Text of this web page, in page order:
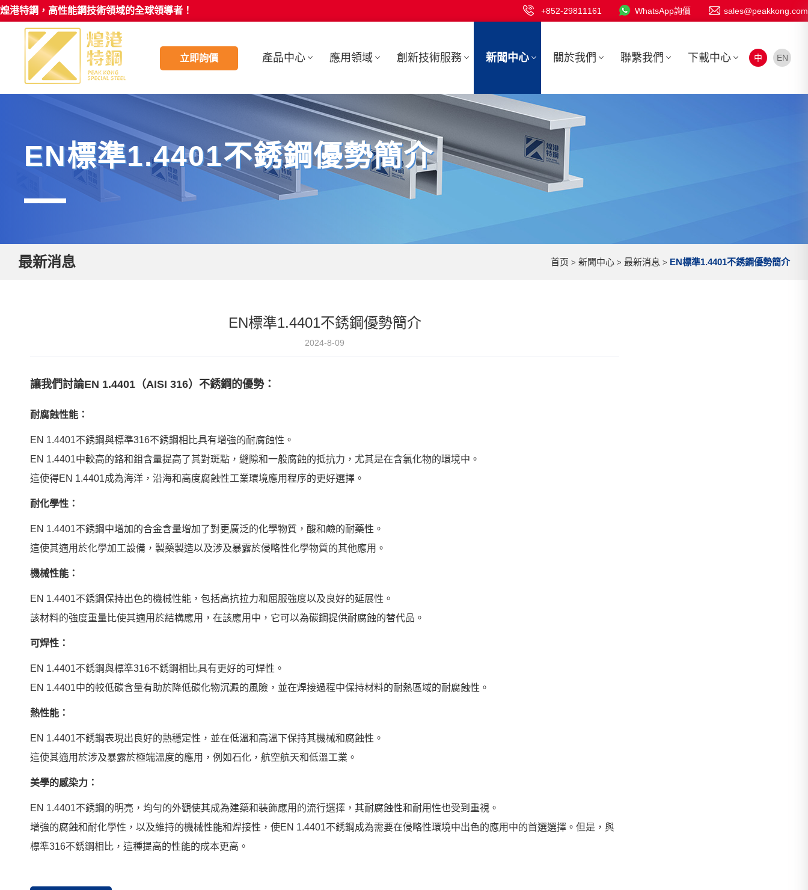
煌港特鋼，高性能鋼技術領域的全球領導者！ sales@peakkong.com
WhatsApp詢價
+852-29811161
立即詢價 產品中心 應用領域 創新技術服務 新聞中心 關於我們 聯繫我們 下載中心 中 EN
EN標準1.4401不銹鋼優勢簡介
最新消息 首页 > 新聞中心 > 最新消息 > EN標準1.4401不銹鋼優勢簡介
EN標準1.4401不銹鋼優勢簡介
2024-8-09
讓我們討論EN 1.4401（AISI 316）不銹鋼的優勢：
耐腐蝕性能：
EN 1.4401不銹鋼與標準316不銹鋼相比具有增強的耐腐蝕性。
EN 1.4401中較高的鉻和鉬含量提高了其對斑點，縫隙和一般腐蝕的抵抗力，尤其是在含氯化物的環境中。
這使得EN 1.4401成為海洋，沿海和高度腐蝕性工業環境應用程序的更好選擇。
耐化學性：
EN 1.4401不銹鋼中增加的合金含量增加了對更廣泛的化學物質，酸和鹼的耐藥性。
這使其適用於化學加工設備，製藥製造以及涉及暴露於侵略性化學物質的其他應用。
機械性能：
EN 1.4401不銹鋼保持出色的機械性能，包括高抗拉力和屈服強度以及良好的延展性。
該材料的強度重量比使其適用於結構應用，在該應用中，它可以為碳鋼提供耐腐蝕的替代品。
可焊性：
EN 1.4401不銹鋼與標準316不銹鋼相比具有更好的可焊性。
EN 1.4401中的較低碳含量有助於降低碳化物沉澱的風險，並在焊接過程中保持材料的耐熱區域的耐腐蝕性。
熱性能：
EN 1.4401不銹鋼表現出良好的熱穩定性，並在低溫和高溫下保持其機械和腐蝕性。
這使其適用於涉及暴露於極端溫度的應用，例如石化，航空航天和低溫工業。
美學的感染力：
EN 1.4401不銹鋼的明亮，均勻的外觀使其成為建築和裝飾應用的流行選擇，其耐腐蝕性和耐用性也受到重視。
增強的腐蝕和耐化學性，以及維持的機械性能和焊接性，使EN 1.4401不銹鋼成為需要在侵略性環境中出色的應用中的首選選擇。但是，與
標準316不銹鋼相比，這種提高的性能的成本更高。